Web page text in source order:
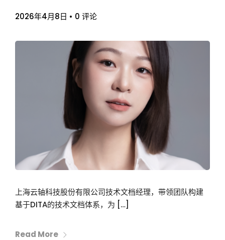
2026年4月8日 • 0 评论
上海云轴科技股份有限公司技术文档经理，带领团队构建
基于DITA的技术文档体系，为 […]
Read More